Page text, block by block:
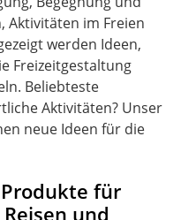
Aktivitäten im Freien
werden Ideen,
Freizeitgestaltung
Beliebteste
Aktivitäten? Unser
neue Ideen für die
für
und